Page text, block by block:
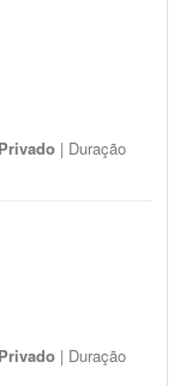
Privado | Duração
Privado | Duração